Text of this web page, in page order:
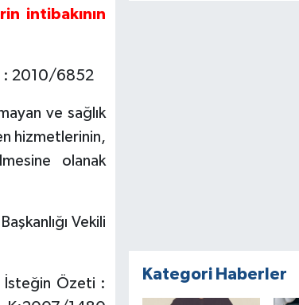
intibakının
: 2010/6852
ve sağlık
hizmetlerinin,
olanak
Vekili
İsteğin Özeti :
Kategori Haberler